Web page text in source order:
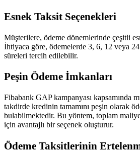
Esnek Taksit Seçenekleri
Müşterilere, ödeme dönemlerinde çeşitli
İhtiyaca göre, ödemelerde 3, 6, 12 veya
süreleri tercih edilebilir.
Peşin Ödeme İmkanları
Fibabank GAP kampanyası kapsamında
takdirde kredinin tamamını peşin olarak
bulabilmektedir. Bu yöntem, toplam
için avantajlı bir seçenek oluşturur.
Ödeme Taksitlerinin